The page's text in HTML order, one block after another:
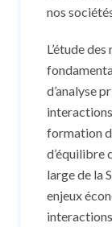
nos
L’étude
d’analyse
formation
d’équilibre
large de la
enjeux